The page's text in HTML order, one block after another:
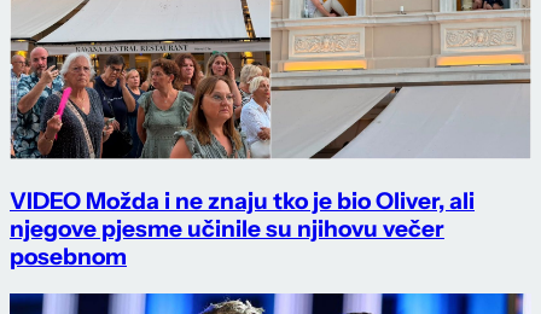
VIDEO Možda i ne znaju tko je bio Oliver, ali
njegove pjesme učinile su njihovu večer
posebnom